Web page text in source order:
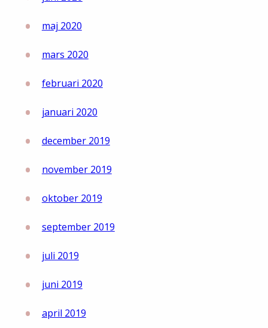
maj 2020
mars 2020
februari 2020
januari 2020
december 2019
november 2019
oktober 2019
september 2019
juli 2019
juni 2019
april 2019